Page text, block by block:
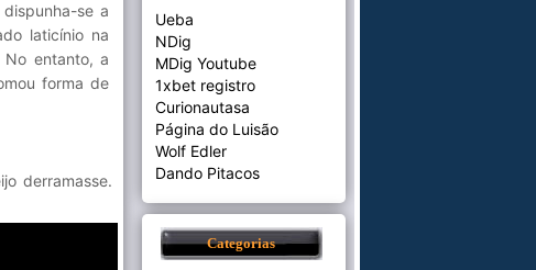
se a
laticínio na
entanto, a
forma de
derramasse.
Ueba
NDig
MDig Youtube
1xbet registro
Curionautasa
Página do Luisão
Wolf Edler
Dando Pitacos
Categorias